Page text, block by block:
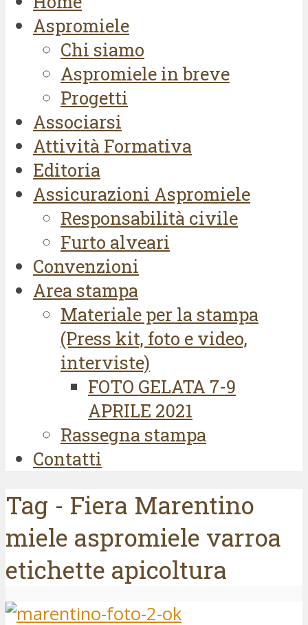
Aspromiele
Chi siamo
Aspromiele in breve
Progetti
Associarsi
Attività Formativa
Editoria
Assicurazioni Aspromiele
Responsabilità civile
Furto alveari
Convenzioni
Area stampa
Materiale per la stampa
(Press kit, foto e video,
interviste)
FOTO GELATA 7-9
APRILE 2021
Rassegna stampa
Contatti
Tag - Fiera Marentino
miele aspromiele varroa
etichette apicoltura